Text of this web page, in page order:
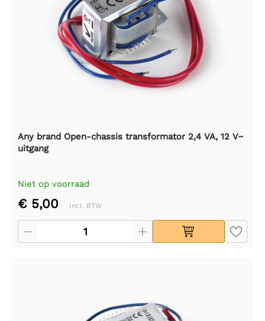
Any brand Open-chassis transformator 2,4 VA, 12 V~
uitgang
Niet op voorraad
€ 5,00 Incl. BTW